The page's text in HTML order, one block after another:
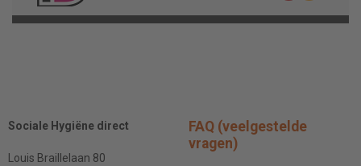
Sociale Hygiëne direct
Louis Braillelaan 80
FAQ (veelgestelde
vragen)